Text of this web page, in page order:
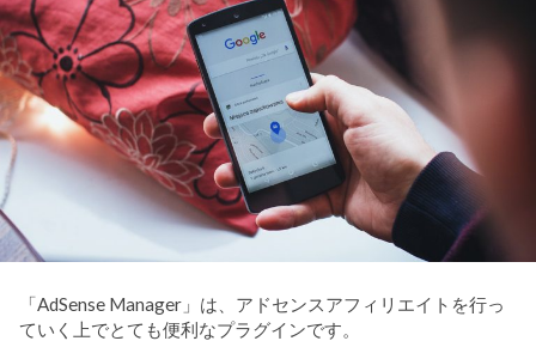
「AdSense Manager」は、アドセンスアフィリエイトを行っ
ていく上でとても便利なプラグインです。